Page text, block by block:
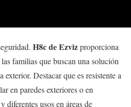
H8c de Ezvizproporciona
familias que buscan una solución
Destacar que es resistente a
en paredes exteriores o en
diferentes usos en áreas de